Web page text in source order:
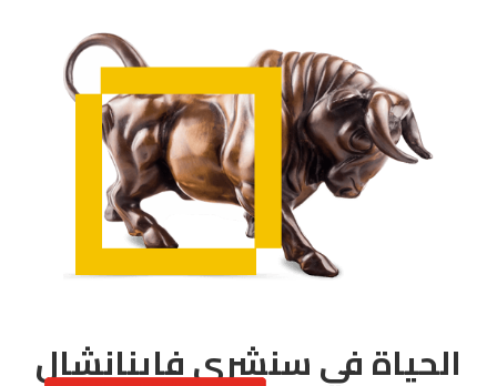
الحياة في سنشري فاينانشال